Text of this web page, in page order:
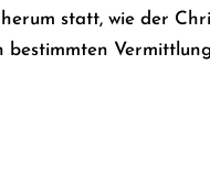
herum statt, wie der